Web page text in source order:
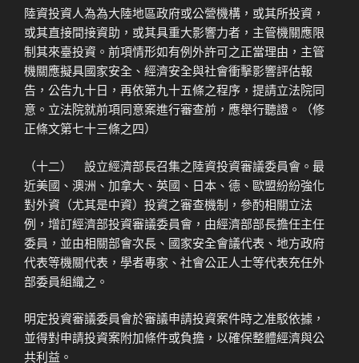
陸資投資人為為大陸地區政府或公營機構，或其所投資，
或其直接間接資助，或其具重大影響力者，主管機關應限
制其來臺投資。前項情形如有例外許可之正當理由，主管
機關應擬具國家安全、經濟安全與社會衝擊影響評估報
告，公告九十日，再依第九十五條之程序，提請立法院同
意。立法院就前項同意案進行審查前，應舉行聽證。（修
正條文第七十三條之四）
（十二） 設立經濟部長召集之陸資投資審議委員會。最
近美國、澳洲、加拿大、英國、日本、德、歐盟紛紛強化
對外資（尤其是中資）投資之審查機制，參酌相關立法
例，增訂經濟部投資審議委員會，由經濟部部長擔任主任
委員，並由相關部會次長、國家安全會議代表、地方政府
代表等機關代表，學者專家、社會公正人士等代表充任外
部委員組織之。
明定投資審議委員會於審議申請投資案件時之准駁依據，
並得對申請投資案附加條件或負擔，以確保整體經濟與公
共利益。